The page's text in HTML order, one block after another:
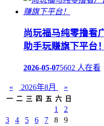
尚玩福马纯零撸看
助手玩赚旗下平台！
2026-05-075602 人在看
« 2026年8月 »
一 二 三 四 五 六 日
1
2
3
4 5 6 7 8
9